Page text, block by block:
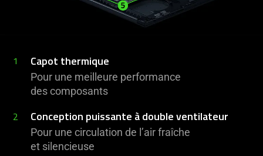
1 Capot thermique
Pour une meilleure performance
des composants
2 Conception puissante à double ventilateur
Pour une circulation de l’air fraîche
et silencieuse